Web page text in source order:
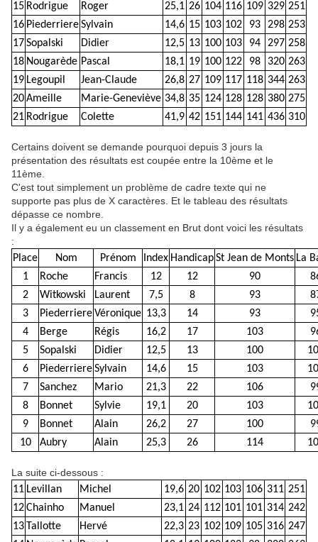
15 Rodrigue Roger 25,1 26 104 116 109 329 251
16 PiederriereSylvain 14,6 15 103 102 93 298 253
17Sopalski Didier 12,5 13 100 103 94 297 258
18 Nougarède Pascal 18,1 19 100 122 98 320 263
19 Legoupil Jean-Claude 26,8 27 109 117 118 344 263
20Ameille Marie-Geneviève 34,8 35 124 128 128 380 275
21 Rodrigue Colette 41,9 42 151 144 141 436 310
Certains doivent se demande pourquoi depuis 3 jours la
présentation des résultats est coupée entre la 10ème et le
11ème.
C'est tout simplement un problème de cadre texte qui ne
supporte pas plus de X caractères. Et le tableau des résultats
dépasse ce nombre.
Il y a également eu un classement en Brut dont voici les résultats
:
Place
Nom Prénom Index HandicapSt Jean de Monts La
1
Roche Francis 12 12 90
2
Witkowski Laurent 7,5 8 93
3
PiederriereVéronique 13,3 14 93
4
Berge Régis 16,2 17 103
5
Sopalski Didier 12,5 13 100
6
PiederriereSylvain 14,6 15 103
7
Sanchez Mario 21,3 22 106
8
Bonnet Sylvie 19,1 20 103
9
Bonnet Alain 26,2 27 100
10
Aubry Alain 25,3 26 114
La suite ci-dessous :
11 Levillan Michel 19,6 20 102 103 106 311 251
12Chainho Manuel 23,1 24 112 101 101 314 242
13 Tallotte Hervé 22,3 23 102 109 105 316 247